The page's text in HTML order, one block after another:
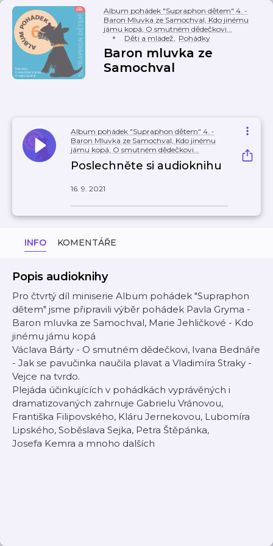
Album pohádek "Supraphon dětem" 4. -
Baron Mluvka ze Samochval, Kdo jinému
jámu kopá, O smutném dědečkovi...
Děti a mládež, Pohádky
Baron mluvka ze
Samochval
Album pohádek "Supraphon dětem" 4. -
Baron Mluvka ze Samochval, Kdo jinému
jámu kopá, O smutném dědečkovi...
Poslechněte si audioknihu
16. 9. 2021
INFO KOMENTÁŘE
Popis audioknihy
Pro čtvrtý díl miniserie Album pohádek "Supraphon
dětem" jsme připravili výběr pohádek Pavla Gryma -
Baron mluvka ze Samochval, Marie Jehličkové - Kdo
jinému jámu kopá
Václava Bárty - O smutném dědečkovi, Ivana Bednáře
- Jak se pavučinka naučila plavat a Vladimíra Straky -
Vejce na tvrdo.
Plejáda účinkujících v pohádkách vyprávěných i
dramatizovaných zahrnuje Gabrielu Vránovou,
Františka Filipovského, Kláru Jernekovou, Lubomíra
Lipského, Soběslava Sejka, Petra Štěpánka,
Josefa Kemra a mnoho dalších